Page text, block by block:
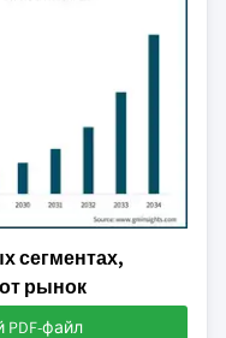
сегментах,
рынок
PDF-файл